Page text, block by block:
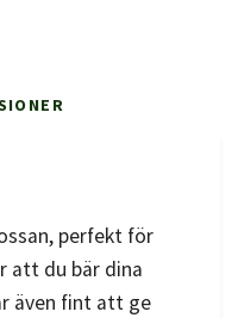
perfekt för
att du bär dina
även fint att ge